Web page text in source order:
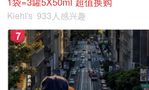
Kiehl's 933人感兴趣
7